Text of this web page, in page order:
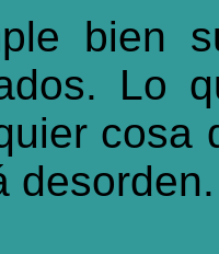
bien
Lo
cosa
desorden.